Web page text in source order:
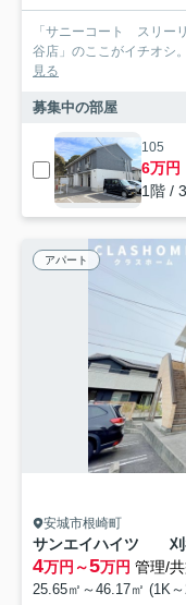
「サニーコート スリ
谷店」のここがイチオシ
見る
募集中の部屋
105
6万円
1階 /
アパート
安城市根崎町
4万円～5万円 管理/
25.65㎡～46.17㎡ (1K